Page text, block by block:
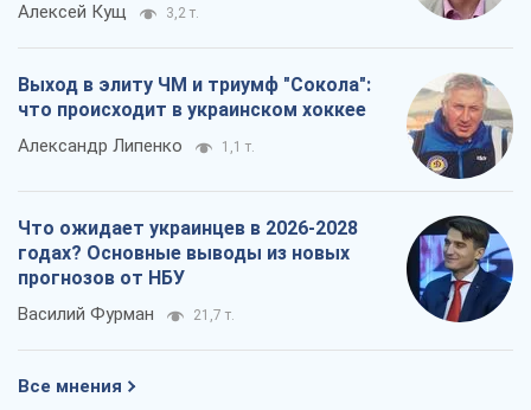
Алексей Кущ 3,2 т.
Выход в элиту ЧМ и триумф "Сокола":
что происходит в украинском хоккее
Александр Липенко 1,1 т.
Что ожидает украинцев в 2026-2028
годах? Основные выводы из новых
прогнозов от НБУ
Василий Фурман 21,7 т.
Все мнения